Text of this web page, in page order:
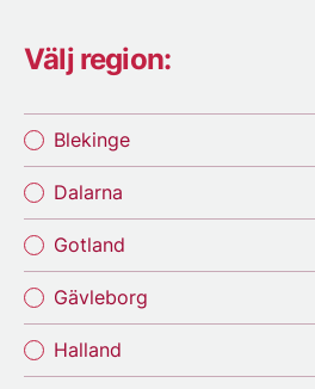
Välj region:
Blekinge
Dalarna
Gotland
Gävleborg
Halland